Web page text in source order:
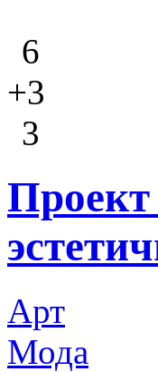
6
+3
3
Проект
Арт
Мода